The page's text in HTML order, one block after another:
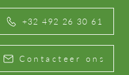
+32 492 26 30 61
Contacteer ons